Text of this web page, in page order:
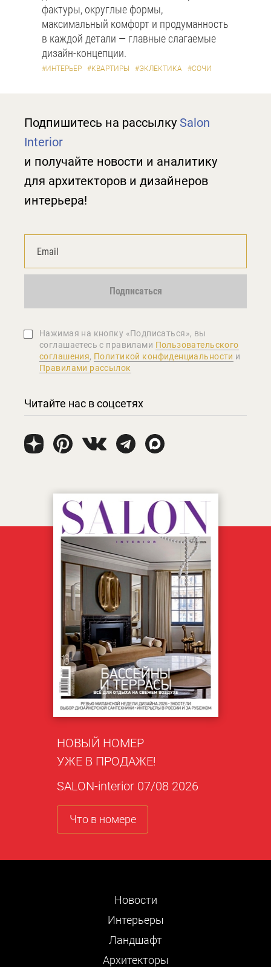
фактуры, округлые формы,
максимальный комфорт и продуманность
в каждой детали — главные слагаемые
дизайн-концепции.
#ИНТЕРЬЕР #КВАРТИРЫ #ЭКЛЕКТИКА #СОЧИ
Подпишитесь на рассылку Salon
Interior
и получайте новости и аналитику
для архитекторов и дизайнеров
интерьера!
Подписаться
Нажимая на кнопку «Подписаться», вы
соглашаетеcь с правилами Пользовательского
соглашения, Политикой конфиденциальности и
Правилами рассылок
Читайте нас в соцсетях
НОВЫЙ НОМЕР
УЖЕ В ПРОДАЖЕ!
SALON-interior 07/08 2026
Что в номере
Новости
Интерьеры
Ландшафт
Архитекторы